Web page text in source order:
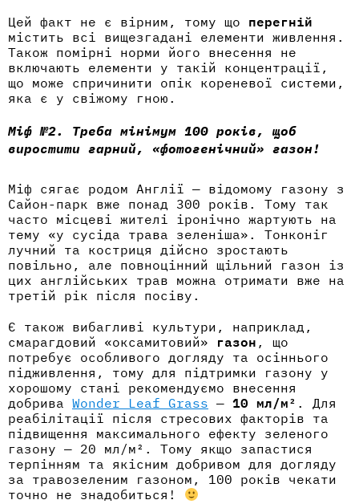
Цей факт не є вірним, тому що перегній
містить всі вищезгадані елементи живлення.
Також помірні норми його внесення не
включають елементи у такій концентрації,
що може спричинити опік кореневої системи,
яка є у свіжому гною.
Міф №2. Треба мінімум 100 років, щоб
виростити гарний, «фотогенічний» газон!
Міф сягає родом Англії — відомому газону з
Сайон-парк вже понад 300 років. Тому так
часто місцеві жителі іронічно жартують на
тему «у сусіда трава зеленіша». Тонконіг
лучний та костриця дійсно зростають
повільно, але повноцінний щільний газон із
цих англійських трав можна отримати вже на
третій рік після посіву.
Є також вибагливі культури, наприклад,
смарагдовий «оксамитовий» газон , що
потребує особливого догляду та осіннього
підживлення, тому для підтримки газону у
хорошому стані рекомендуємо внесення
добрива Wonder Leaf Grass — 10 мл/м² . Для
реабілітації після стресових факторів та
підвищення максимального ефекту зеленого
газону — 20 мл/м². Тому якщо запастися
терпінням та якісним добривом для догляду
за травозеленим газоном, 100 років чекати
точно не знадобиться!